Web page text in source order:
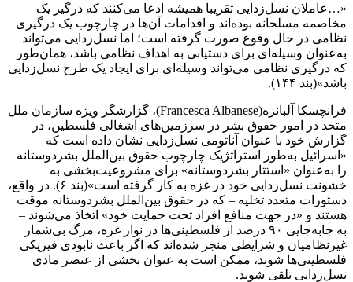
«…عاملان نسل‌زدایی تقریبا همیشه ادعا می‌کنند که درگیر یک
مخاصمه مسلحانه بوده‌اند و اقدامات آن‌ها در چارچوب یک درگیری
نظامی در حال وقوع صورت گرفته است؛ اما نسل‌زدایی می‌تواند
به‌عنوان وسیله‌ای برای دستیابی به اهداف نظامی باشد، همان‌طور
که درگیری نظامی می‌تواند وسیله‌ای برای ایجاد یک طرح نسل‌زدایی
باشد»(بند ۱۴۴).
فرانچسکا آلبانزه(Francesca Albanese)، گزارشگر ویژه سازمان ملل
متحد در امور حقوق بشر در سرزمین‌های اشغالی فلسطین، در
گزارش خود با عنوان آناتومی نسل‌زدایی نشان داده است که
«اسرائیل به‌طور استراتژیک چارچوب حقوق بین‌الملل بشردوستانه
را به‌عنوان «استتار بشردوستانه» برای مشروعیت‌بخشی به
خشونت نسل‌زدایی خود در غزه به کار گرفته است»(بند ۶). در واقع،
دستورات متعدد تخلیه – که در حقوق بین‌الملل بشردوستانه موقت
هستند و «در جهت منافع افراد تحت حمایت خود» اتخاذ می‌شوند –
به جابه‌جایی ۹۰ درصد از فلسطینی‌ها در نوار غزه، مرگ بی‌شمار
غیرنظامیان و شرایطی منجر شده‌اند که اگر باعث نابودی فیزیکی
فلسطینی‌ها شوند، ممکن است به عنوان بخشی از عنصر مادی
نسل‌زدایی تلقی شوند.